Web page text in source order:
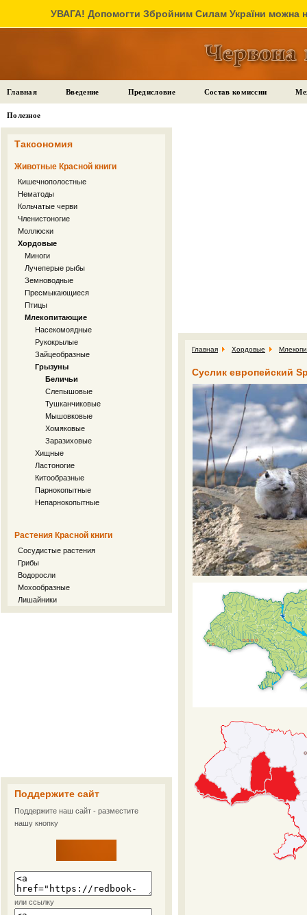
УВАГА! Допомогти Збройним Силам України можна
Главная Введение Предисловие Состав комиссии
Полезное
Таксономия
Животные Красной книги
Кишечнополостные
Нематоды
Кольчатые черви
Членистоногие
Моллюски
Хордовые
Миноги
Лучеперые рыбы
Земноводные
Пресмыкающиеся
Птицы
Млекопитающие
Насекомоядные
Рукокрылые
Зайцеобразные
Грызуны
Беличьи
Слепышовые
Тушканчиковые
Мышовковые
Хомяковые
Заразиховые
Хищные
Ластоногие
Китообразные
Парнокопытные
Непарнокопытные
Растения Красной книги
Сосудистые растения
Грибы
Водоросли
Мохообразные
Лишайники
Поддержите сайт
Поддержите наш сайт - разместите
нашу кнопку
или ссылку
Главная Хордовые
Суслик европейский